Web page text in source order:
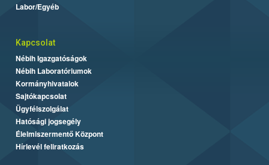
Labor/Egyéb
Kapcsolat
Nébih Igazgatóságok
Nébih Laboratóriumok
Kormányhivatalok
Sajtókapcsolat
Ügyfélszolgálat
Hatósági jogsegély
Élelmiszermentő Központ
Hírlevél feliratkozás